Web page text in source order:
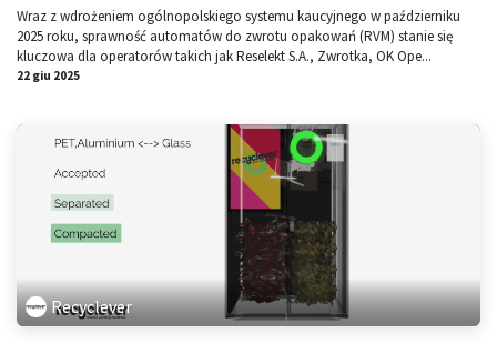
Wraz z wdrożeniem ogólnopolskiego systemu kaucyjnego w październiku
2025 roku, sprawność automatów do zwrotu opakowań (RVM) stanie się
kluczowa dla operatorów takich jak Reselekt S.A., Zwrotka, OK Ope...
22 giu 2025
Recyclever